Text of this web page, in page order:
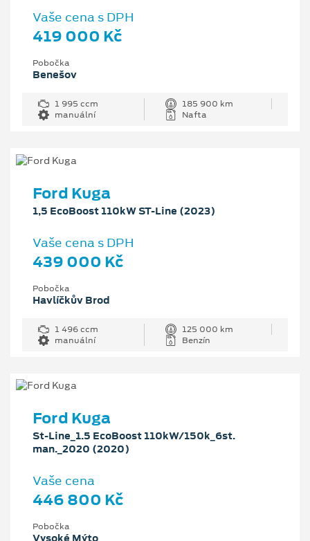
Vaše cena s DPH
419 000 Kč
Pobočka
Benešov
1 995 ccm
185 900 km
manuální
Nafta
Ford Kuga
1,5 EcoBoost 110kW ST-Line (2023)
Vaše cena s DPH
439 000 Kč
Pobočka
Havlíčkův Brod
1 496 ccm
125 000 km
manuální
Benzín
Ford Kuga
St-Line_1.5 EcoBoost 110kW/150k_6st.
man._2020 (2020)
Vaše cena
446 800 Kč
Pobočka